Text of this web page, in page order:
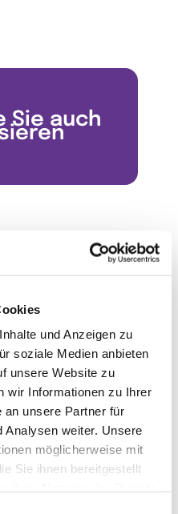
und Anzeigen zu
soziale Medien anbieten
unsere Website zu
wir Informationen zu Ihrer
an unsere Partner für
Analysen weiter. Unsere
möglicherweise mit
Sie ihnen bereitgestellt
Sie auch